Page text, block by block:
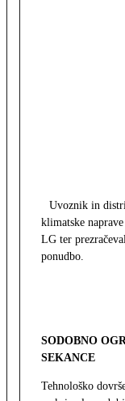
Uvoznik in
klimatske
LG ter
ponudbo.
SODOBNO
SEKANCE
Tehnološko